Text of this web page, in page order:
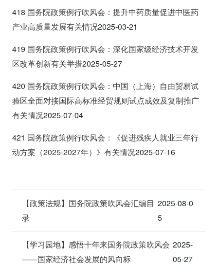
418 国务院政策例行吹风会：提升中药质量促进中医药
产业高质量发展有关情况2025-03-21
419 国务院政策例行吹风会 ：深化国家级经济技术开发
区改革创新有关举措2025-05-27
420 国务院政策例行吹风会：中国（上海）自由贸易试
验区全面对接国际高标准经贸规则试点成效及复制推广
有关情况2025-07-04
421 国务院政策例行吹风会：《促进残疾人就业三年行
动方案（2025-2027年）》有关情况2025-07-16
【政策法规】国务院政策吹风会汇编目
录
2025-08-0
5
【学习园地】感悟十年来国务院政策吹风会
——国家经济社会发展的风向标
2025-
05-27